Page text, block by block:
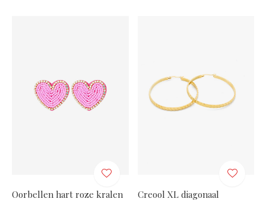
Oorbellen hart roze kralen Creool XL diagonaal